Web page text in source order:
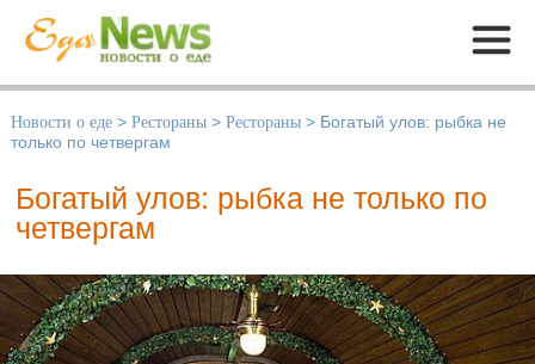
Меню
Новости о еде > Рестораны > Рестораны > Богатый улов: рыбка не
только по четвергам
Богатый улов: рыбка не только по
четвергам